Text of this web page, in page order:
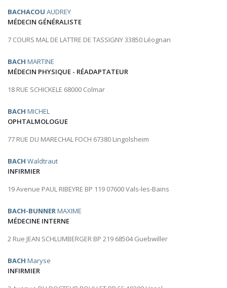
BACHACOU AUDREY
MÉDECIN GÉNÉRALISTE
7 COURS MAL DE LATTRE DE TASSIGNY 33850 Léognan
BACH MARTINE
MÉDECIN PHYSIQUE - RÉADAPTATEUR
18 RUE SCHICKELE 68000 Colmar
BACH MICHEL
OPHTALMOLOGUE
77 RUE DU MARECHAL FOCH 67380 Lingolsheim
BACH Waldtraut
INFIRMIER
19 Avenue PAUL RIBEYRE BP 119 07600 Vals-les-Bains
BACH-BUNNERMAXIME
MÉDECINE INTERNE
2 Rue JEAN SCHLUMBERGER BP 219 68504 Guebwiller
BACH Maryse
INFIRMIER